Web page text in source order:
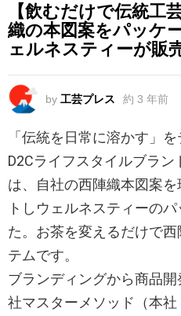
【飲むだけで伝統工
織の本図案をパッケ
ェルネスティーが販
by 工芸プレス 約 3 年前
「伝統を日常に溶かす」
D2Cライフスタイルブラン
は、自社の西陣織本図案
トしウェルネスティーの
た。お茶を変えるだけで
テムです。
ブランディングから商品
社マスターメソッド（本